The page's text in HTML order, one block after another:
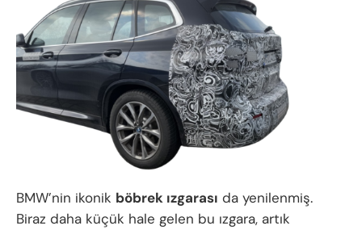
BMW’nin ikonik böbrek ızgarası da yenilenmiş.
Biraz daha küçük hale gelen bu ızgara, artık